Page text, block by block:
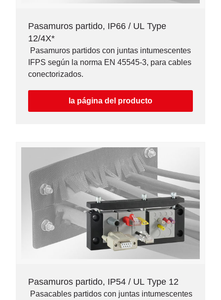
Pasamuros partido, IP66 / UL Type
12/4X*
Pasamuros partidos con juntas intumescentes
IFPS según la norma EN 45545-3, para cables
conectorizados.
la página del producto
Pasamuros partido, IP54 / UL Type 12
Pasacables partidos con juntas intumescentes